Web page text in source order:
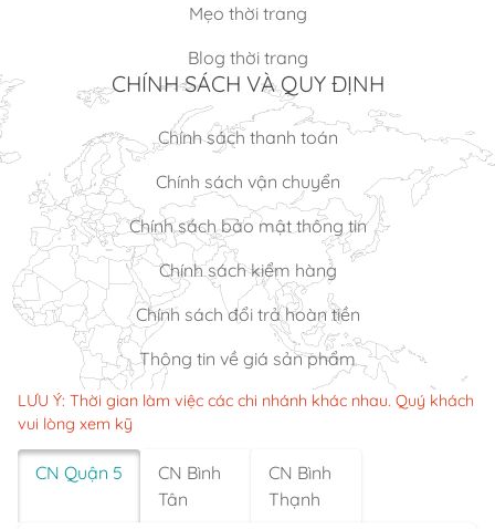
Mẹo thời trang
Blog thời trang
CHÍNH SÁCH VÀ QUY ĐỊNH
Chính sách thanh toán
Chính sách vận chuyển
Chính sách bảo mật thông tin
Chính sách kiểm hàng
Chính sách đổi trả hoàn tiền
Thông tin về giá sản phẩm
LƯU Ý: Thời gian làm việc các chi nhánh khác nhau. Quý khách
vui lòng xem kỹ
CN Quận 5
CN Bình
Tân
CN Bình
Thạnh